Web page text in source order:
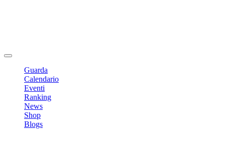
Guarda
Calendario
Eventi
Ranking
News
Shop
Blogs